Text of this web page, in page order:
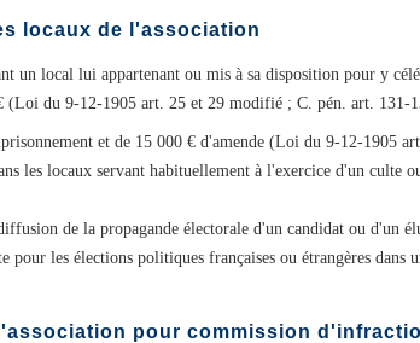
locaux de l'association
un local lui appartenant ou mis à sa disposition pour y
(Loi du 9-12-1905 art. 25 et 29 modifié ; C. pén. art. 131-
et de 15 000 € d'amende (Loi du 9-12-1905
les locaux servant habituellement à l'exercice d'un culte
de la propagande électorale d'un candidat ou d'un
pour les élections politiques françaises ou étrangères
pour commission